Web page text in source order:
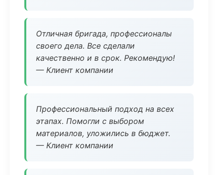
Отличная бригада, профессионалы
своего дела. Все сделали
качественно и в срок. Рекомендую!
— Клиент компании
Профессиональный подход на всех
этапах. Помогли с выбором
материалов, уложились в бюджет.
— Клиент компании